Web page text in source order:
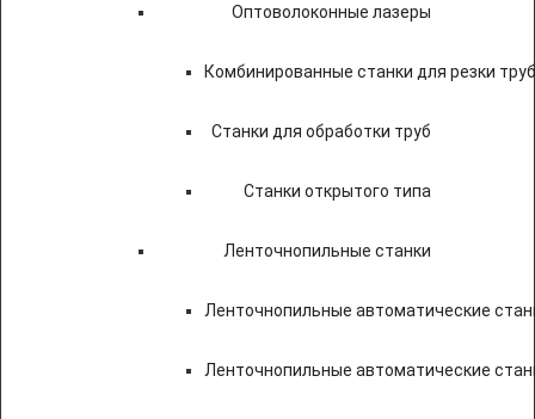
Оптоволоконные лазеры
Комбинированные станки для резки
Станки для обработки труб
Станки открытого типа
Ленточнопильные станки
Ленточнопильные автоматические
Ленточнопильные автоматические